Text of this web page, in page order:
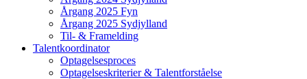
Årgang 2025 Fyn
Årgang 2025 Sydjylland
Til- & Framelding
Talentkoordinator
Optagelsesproces
Optagelseskriterier & Talentforståelse